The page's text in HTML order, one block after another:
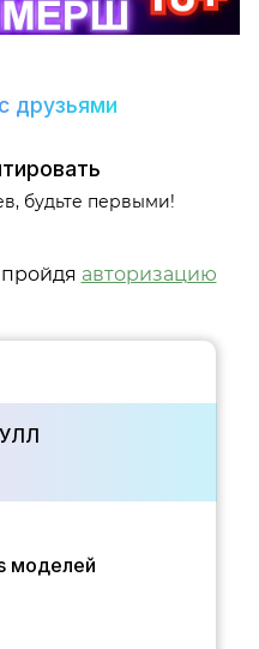
друзьями
будьте первыми!
авторизацию
моделей